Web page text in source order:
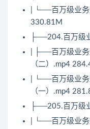
| └──百万级业
330.81M
├──204.百万级
| ├──百万级业
（二）.mp4
| └──百万级业
（一）.mp4
├──205.百万级
| └──百万级业